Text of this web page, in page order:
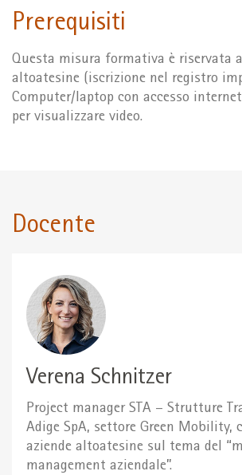
Prerequisiti
Questa misura formativa è riservata
altoatesine (iscrizione nel registro
Computer/laptop con accesso
per visualizzare video.
Docente
Verena Schnitzer
Project manager STA – Strutture
Adige SpA, settore Green Mobility,
aziende altoatesine sul tema del
management aziendale”.